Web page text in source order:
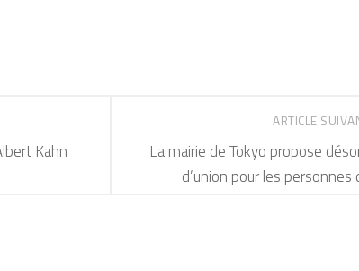
ARTICLE
La mairie de Tokyo propose
d’union pour les
Kahn